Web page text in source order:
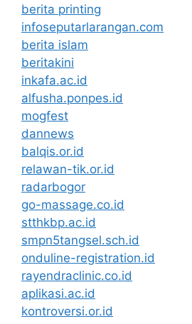
berita printing
infoseputarlarangan.com
berita islam
beritakini
inkafa.ac.id
alfusha.ponpes.id
mogfest
dannews
balqis.or.id
relawan-tik.or.id
radarbogor
go-massage.co.id
stthkbp.ac.id
smpn5tangsel.sch.id
onduline-registration.id
rayendraclinic.co.id
aplikasi.ac.id
kontroversi.or.id